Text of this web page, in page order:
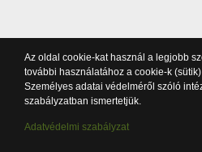
Az oldal cookie-kat használ a legjobb
további használatához a cookie-k
Személyes adatai védelméről szóló
szabályzatban ismertetjük.
Adatvédelmi szabályzat